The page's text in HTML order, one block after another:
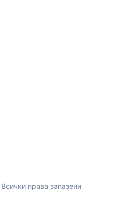
права запазени